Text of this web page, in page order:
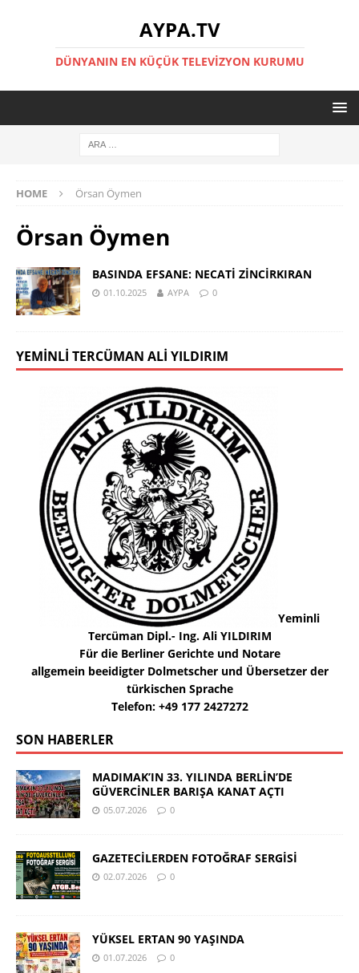
AYPA.TV
DÜNYANIN EN KÜÇÜK TELEVIZYON KURUMU
HOME Örsan Öymen
Örsan Öymen
BASINDA EFSANE: NECATİ ZİNCİRKIRAN
01.10.2025 AYPA 0
YEMINLI TERCÜMAN ALI YILDIRIM
Yeminli
Tercüman Dipl.- Ing. Ali YILDIRIM
Für die Berliner Gerichte und Notare
allgemein beeidigter Dolmetscher und Übersetzer der
türkischen Sprache
Telefon: +49 177 2427272
SON HABERLER
MADIMAK’IN 33. YILINDA BERLİN’DE
GÜVERCİNLER BARIŞA KANAT AÇTI
05.07.2026 0
GAZETECİLERDEN FOTOĞRAF SERGİSİ
02.07.2026 0
YÜKSEL ERTAN 90 YAŞINDA
01.07.2026 0